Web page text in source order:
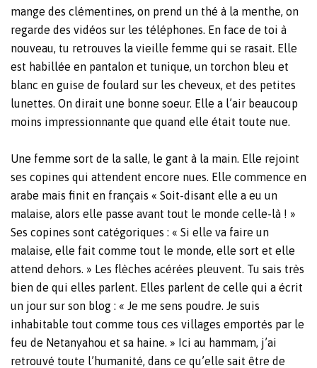
mange des clémentines, on prend un thé à la menthe, on
regarde des vidéos sur les téléphones. En face de toi à
nouveau, tu retrouves la vieille femme qui se rasait. Elle
est habillée en pantalon et tunique, un torchon bleu et
blanc en guise de foulard sur les cheveux, et des petites
lunettes. On dirait une bonne soeur. Elle a l’air beaucoup
moins impressionnante que quand elle était toute nue.
Une femme sort de la salle, le gant à la main. Elle rejoint
ses copines qui attendent encore nues. Elle commence en
arabe mais finit en français « Soit-disant elle a eu un
malaise, alors elle passe avant tout le monde celle-là ! »
Ses copines sont catégoriques : « Si elle va faire un
malaise, elle fait comme tout le monde, elle sort et elle
attend dehors. » Les flèches acérées pleuvent. Tu sais très
bien de qui elles parlent. Elles parlent de celle qui a écrit
un jour sur son blog : « Je me sens poudre. Je suis
inhabitable tout comme tous ces villages emportés par le
feu de Netanyahou et sa haine. » Ici au hammam, j’ai
retrouvé toute l’humanité, dans ce qu’elle sait être de